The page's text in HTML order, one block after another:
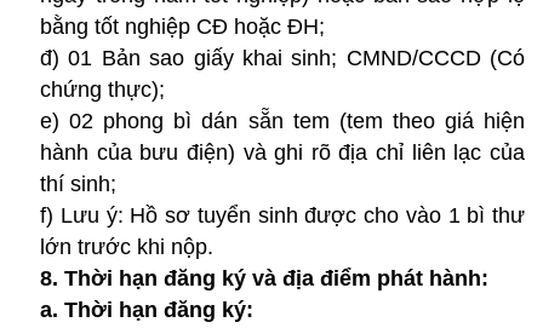
bằng tốt nghiệp CĐ hoặc ĐH;
đ) 01 Bản sao giấy khai sinh; CMND/CCCD (Có
chứng thực);
e) 02 phong bì dán sẵn tem (tem theo giá hiện
hành của bưu điện) và ghi rõ địa chỉ liên lạc của
thí sinh;
f) Lưu ý: Hồ sơ tuyển sinh được cho vào 1 bì thư
lớn trước khi nộp.
8. Thời hạn đăng ký và địa điểm phát hành:
a. Thời hạn đăng ký: